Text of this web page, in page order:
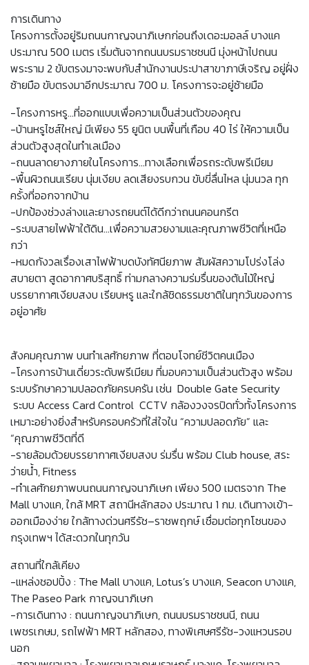
การเดินทาง
โครงการตั้งอยู่ริมถนนกาญจนาภิเษกก่อนถึงเดอะมอลล์ บางแค
ประมาณ 500 เมตร เริ่มต้นจากถนนบรมราชชนนี มุ่งหน้าไปถนน
พระราม 2 ขับตรงมาจะพบกับสำนักงานประปาสาขาภาษีเจริญ อยู่ฝั่ง
ซ้ายมือ ขับตรงมาอีกประมาณ 700 ม. โครงการจะอยู่ซ้ายมือ
-โครงการหรู…ที่ออกแบบเพื่อความเป็นส่วนตัวของคุณ
-บ้านหรูไซส์ใหญ่ มีเพียง 55 ยูนิต บนพื้นที่เกือบ 40 ไร่ ให้ความเป็น
ส่วนตัวสูงสุดในทำเลเมือง
-ถนนลาดยางภายในโครงการ…ทางเลือกเพื่อรถระดับพรีเมียม
-พื้นผิวถนนเรียบ นุ่มเงียบ ลดเสียงรบกวน ขับขี่ลื่นไหล นุ่มนวล ทุก
ครั้งที่ออกจากบ้าน
-ปกป้องช่วงล่างและยางรถยนต์ได้ดีกว่าถนนคอนกรีต
-ระบบสายไฟฟ้าใต้ดิน...เพื่อความสวยงามและคุณภาพชีวิตที่เหนือ
กว่า
-หมดกังวลเรื่องเสาไฟฟ้าบดบังทัศนียภาพ สัมผัสความโปร่งโล่ง
สบายตา สูดอากาศบริสุทธิ์ ท่ามกลางความร่มรื่นของต้นไม้ใหญ่
บรรยากาศเงียบสงบ เรียบหรู และใกล้ชิดธรรมชาติในทุกวันของการ
อยู่อาศัย
สังคมคุณภาพ บนทำเลศักยภาพ ที่ตอบโจทย์ชีวิตคนเมือง
-โครงการบ้านเดี่ยวระดับพรีเมียม ที่มอบความเป็นส่วนตัวสูง พร้อม
ระบบรักษาความปลอดภัยครบครัน เช่น Double Gate Security
ระบบ Access Card Control CCTV กล้องวงจรปิดทั่วทั้งโครงการ
เหมาะอย่างยิ่งสำหรับครอบครัวที่ใส่ใจใน “ความปลอดภัย” และ
“คุณภาพชีวิตที่ดี
-รายล้อมด้วยบรรยากาศเงียบสงบ ร่มรื่น พร้อม Club house, สระ
ว่ายน้ำ, Fitness
-ทำเลศักยภาพบนถนนกาญจนาภิเษก เพียง 500 เมตรจาก The
Mall บางแค, ใกล้ MRT สถานีหลักสอง ประมาณ 1 กม. เดินทางเข้า-
ออกเมืองง่าย ใกล้ทางด่วนศรีรัช–ราชพฤกษ์ เชื่อมต่อทุกโซนของ
กรุงเทพฯ ได้สะดวกในทุกวัน
สถานที่ใกล้เคียง
-แหล่งชอปปิ้ง : The Mall บางแค, Lotus’s บางแค, Seacon บางแค,
The Paseo Park กาญจนาภิเษก
-การเดินทาง : ถนนกาญจนาภิเษก, ถนนบรมราชชนนี, ถนน
เพชรเกษม, รถไฟฟ้า MRT หลักสอง, ทางพิเศษศรีรัช-วงแหวนรอบ
นอก